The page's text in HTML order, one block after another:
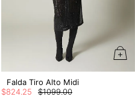
Falda Tiro Alto Midi
$1099.00
$824 25